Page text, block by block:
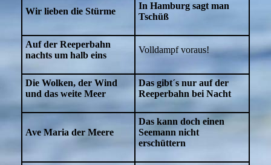
Wir lieben die Stürme
In Hamburg sagt man
Tschüß
Auf der Reeperbahn
nachts um halb eins
Volldampf voraus!
Die Wolken, der Wind
und das weite Meer
Das gibt´s nur auf der
Reeperbahn bei Nacht
Ave Maria der Meere
Das kann doch einen
Seemann nicht
erschüttern